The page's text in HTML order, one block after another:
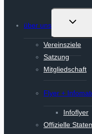
über uns
Vereinsziele
Satzung
Mitgliedschaft
Flyer +
Infoflyer
Offizielle